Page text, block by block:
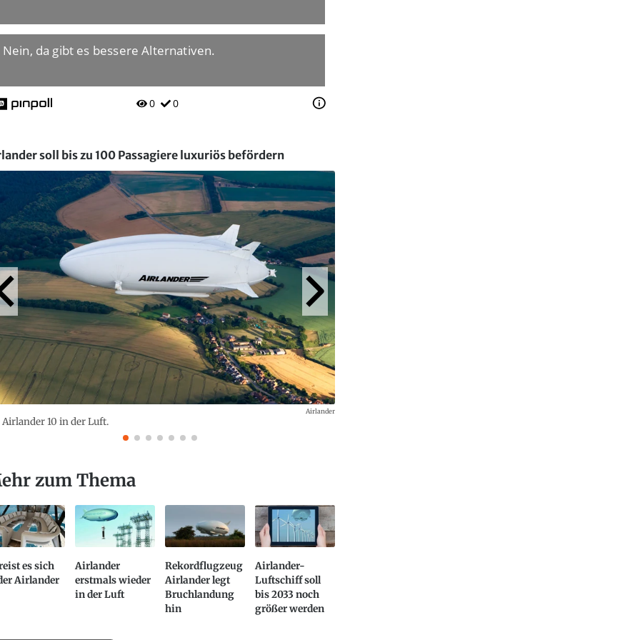
soll bis zu 100 Passagiere luxuriös befördern
Airlander 10 in der Luft.
Airlander
zum Thema
es sich
Airlander
Airlander
erstmals wieder
in der Luft
Rekordflugzeug
Airlander legt
Bruchlandung
hin
Airlander-
Luftschiff soll
bis 2033 noch
größer werden